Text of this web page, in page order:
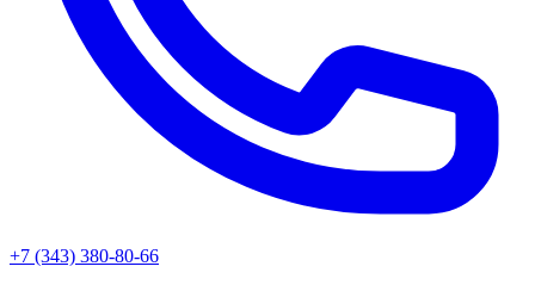
+7 (343) 380-80-66